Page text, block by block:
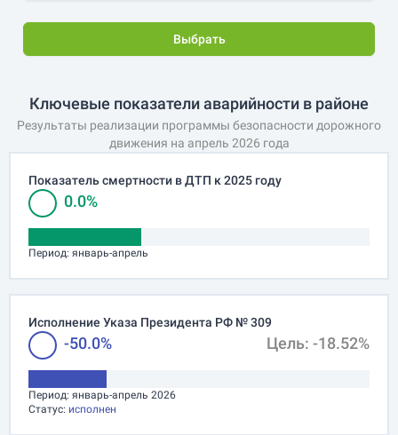
Выбрать
Ключевые показатели аварийности в районе
Результаты реализации программы безопасности дорожного
движения на апрель 2026 года
Показатель смертности в ДТП к 2025 году
0.0%
Период: январь-апрель
Исполнение Указа Президента РФ № 309
-50.0% Цель: -18.52%
Период: январь-апрель 2026
Статус: исполнен